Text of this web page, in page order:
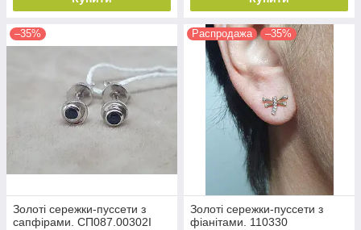
–35%
Золоті сережки-пуссети з
сапфірами. СП087.00302І
Распродажа –35%
Золоті сережки-пуссети з
фіанітами. 110330